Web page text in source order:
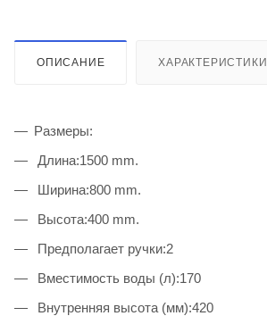
ОПИСАНИЕ ХАРАКТЕРИСТИКИ
Размеры:
Длина:1500 mm.
Ширина:800 mm.
Высота:400 mm.
Предполагает ручки:2
Вместимость воды (л):170
Внутренняя высота (мм):420